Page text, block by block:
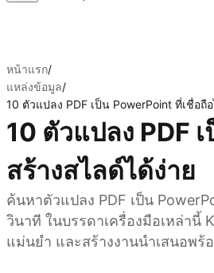
หน้าแรก/
แหล่งข้อมูล/
10 ตัวแปลง PDF เป็น PowerPoint ที่เชื่อถื
10 ตัวแปลง PDF
สร้างสไลด์ได้ง่าย
ค้นหาตัวแปลง PDF เป็น
วินาที ในบรรดาเครื่องมือเหล่านี้
แม่นยำ และสร้างงานนำเสนอพ